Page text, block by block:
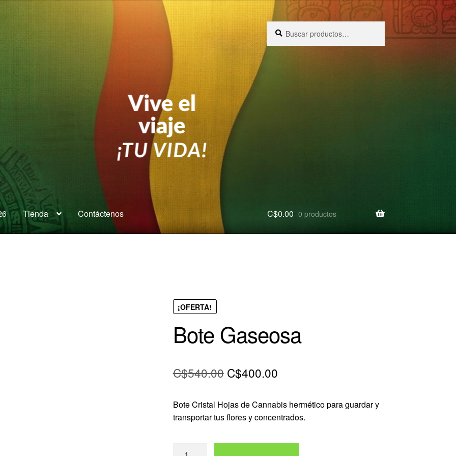
por:
Tienda Contáctenos C$0.00 0 productos
¡OFERTA!
Bote Gaseosa
C$540.00 El
original
C$540.00.
C$400.00El
actual
C$400.00.
Bote Cristal Hojas de Cannabis hermético para guardar y
transportar tus flores y concentrados.